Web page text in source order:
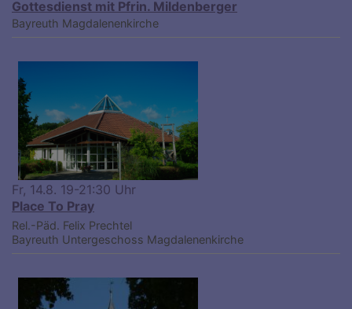
Gottesdienst mit Pfrin. Mildenberger
Bayreuth Magdalenenkirche
Fr, 14.8. 19-21:30 Uhr
Place To Pray
Rel.-Päd. Felix Prechtel
Bayreuth Untergeschoss Magdalenenkirche